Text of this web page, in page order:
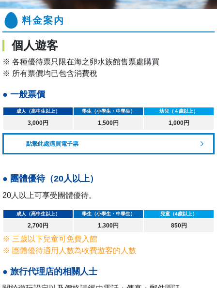
料金案内
個人遊客
※ 各種優待票只限在海之卵水族館售票處購買
※ 所有票價均已包含消費稅
● 一般票價
成人（高中生以上） 學生（小學生・中學生） 幼兒（４歲以上）
3,000円 1,500円 1,000円
點擊此處購買電子票
● 團體優待（20人以上）
20人以上可享受團體優待。
成人（高中生以上） 學生（小學生・中學生） 兒童（4歲以上）
2,700円 1,300円 850円
※ 三歲以下兒童可免費入館
※ 團體優待適用人數為收費遊客的人數
● 旅行代理店的相關人士